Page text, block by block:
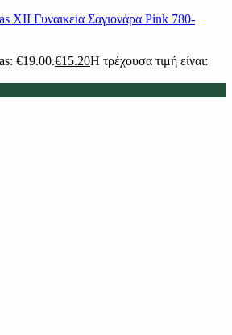
XII Γυναικεία Σαγιονάρα Pink 780-
€19.00.€15.20Η τρέχουσα τιμή είναι: